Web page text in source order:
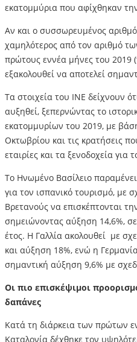
εκατομμύρια που αφίχθηκαν
Αν και ο συσσωρευμένος
χαμηλότερος από τον αριθμό
πρώτους εννέα μήνες του 2019
εξακολουθεί να αποτελεί
Τα στοιχεία του INE δείχνουν
αυξηθεί, ξεπερνώντας το
εκατομμυρίων του 2019, με
Οκτωβρίου και τις κρατήσεις
εταιρίες και τα ξενοδοχεία για
Το Ηνωμένο Βασίλειο
για τον ισπανικό τουρισμό, με
Βρετανούς να επισκέπτονται
σημειώνοντας αύξηση 14,6%,
έτος. Η Γαλλία ακολουθεί με
και αύξηση 18%, ενώ η
σημαντική αύξηση 9,6% με
Οι πιο επισκέψιμοι
δαπάνες
Κατά τη διάρκεια των πρώτων
Καταλονία δέχθηκε τον